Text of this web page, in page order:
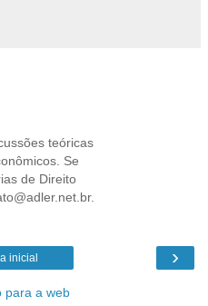
teóricas
Se
de Direito
›
inicial
para a web